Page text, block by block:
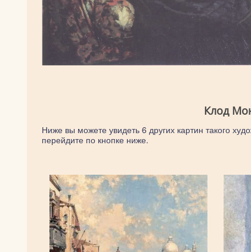
Клод
Ниже вы можете увидеть 6 других картин такого
перейдите по кнопке ниже.